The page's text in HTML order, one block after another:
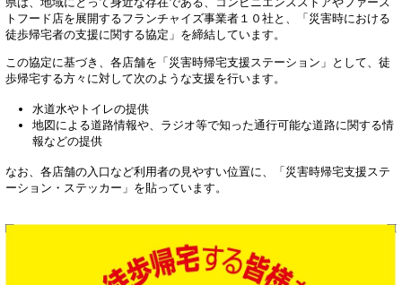
トフード店を展開するフランチャイズ事業者１０社と、「災害時における
徒歩帰宅者の支援に関する協定」を締結しています。
この協定に基づき、各店舗を「災害時帰宅支援ステーション」として、徒
歩帰宅する方々に対して次のような支援を行います。
水道水やトイレの提供
地図による道路情報や、ラジオ等で知った通行可能な道路に関する情
報などの提供
なお、各店舗の入口など利用者の見やすい位置に、「災害時帰宅支援ステ
ーション・ステッカー」を貼っています。